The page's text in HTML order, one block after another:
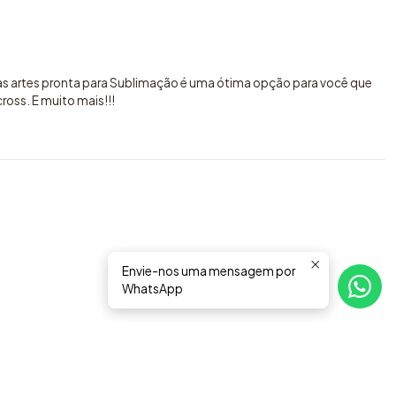
artes pronta para Sublimação é uma ótima opção para você que
E muito mais!!!
Envie-nos uma mensagem por
WhatsApp